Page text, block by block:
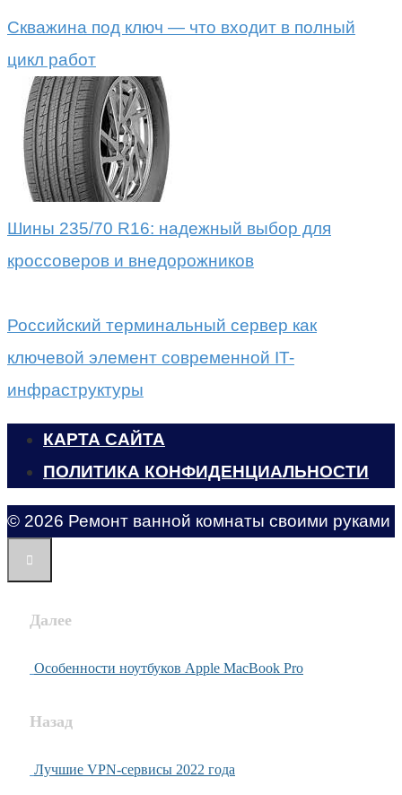
Скважина под ключ — что входит в полный
цикл работ
Шины 235/70 R16: надежный выбор для
кроссоверов и внедорожников
Российский терминальный сервер как
ключевой элемент современной IT-
инфраструктуры
КАРТА САЙТА
ПОЛИТИКА КОНФИДЕНЦИАЛЬНОСТИ
© 2026 Ремонт ванной комнаты своими руками
Далее
Особенности ноутбуков Apple MacBook Pro
Назад
Лучшие VPN-сервисы 2022 года